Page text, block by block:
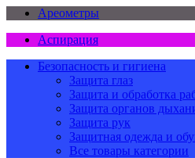
Ареометры
Аспирация
Безопасность и гигиена
Защита глаз
Защита и обработка
Защита органов
Защита рук
Защитная одежда и
Все товары категории